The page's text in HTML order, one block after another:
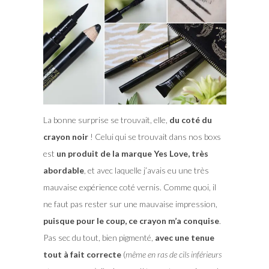
La bonne surprise se trouvait, elle, du coté du
crayon noir! Celui qui se trouvait dans nos boxs
est un produit de la marque Yes Love, très
abordable, et avec laquelle j’avais eu une très
mauvaise expérience coté vernis. Comme quoi, il
ne faut pas rester sur une mauvaise impression,
puisque pour le coup, ce crayon m’a conquise.
Pas sec du tout, bien pigmenté, avec une tenue
tout à fait correcte(même en ras de cils inférieurs